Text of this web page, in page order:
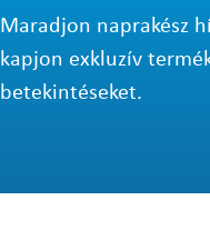
Maradjon naprakész
kapjon exkluzív
betekintéseket.